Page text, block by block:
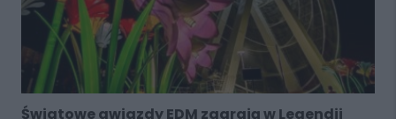
Światowe gwiazdy EDM zagrają w Legendii